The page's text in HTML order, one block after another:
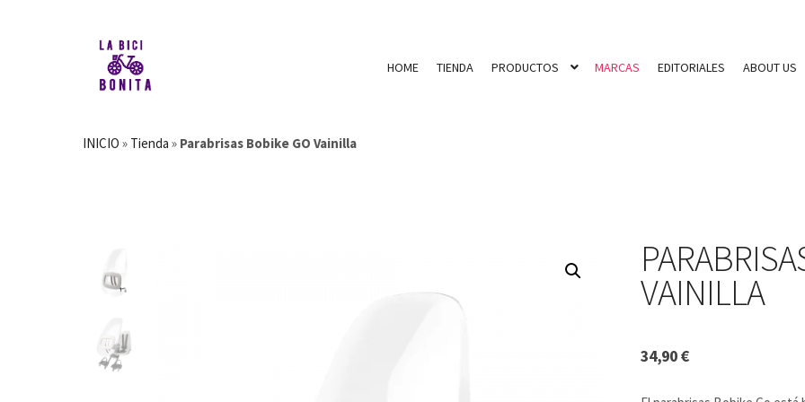
HOME TIENDA PRODUCTOS MARCAS EDITORIALES ABOUT US
INICIO » Tienda » Parabrisas Bobike GO Vainilla
VAINILLA
34,90€